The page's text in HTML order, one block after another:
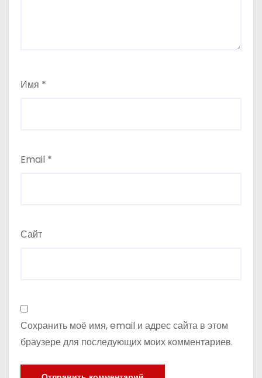
Имя *
Email *
Сайт
Сохранить моё имя, email и адрес сайта в этом
браузере для последующих моих комментариев.